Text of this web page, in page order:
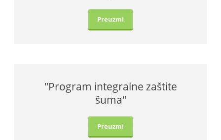
Preuzmi
"Program integralne zaštite
šuma"
Preuzmi